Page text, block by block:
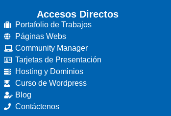
Accesos Directos
Portafolio de Trabajos
Páginas Webs
Community Manager
Tarjetas de Presentación
Hosting y Dominios
Curso de Wordpress
Blog
Contáctenos